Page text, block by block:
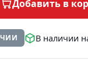
Добавить в
В наличии